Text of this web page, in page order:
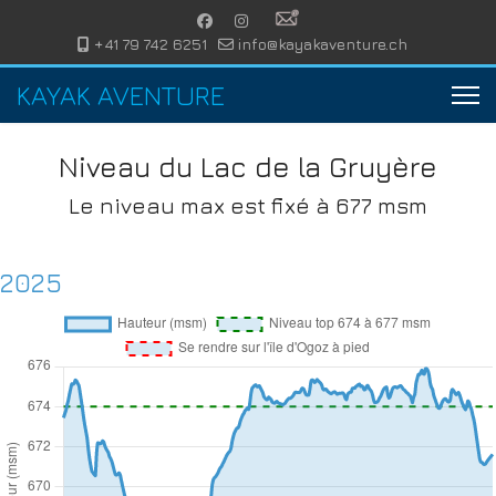
+41 79 742 6251 info@kayakaventure.ch
KAYAK AVENTURE
Niveau du Lac de la Gruyère
Le niveau max est fixé à 677 msm
2025